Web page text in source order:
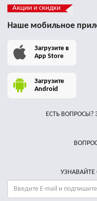
Акции и скидки
Наше мобильное
Загрузите в
App Store
Загрузите
Android
ЕСТЬ ВОПРОСЫ?